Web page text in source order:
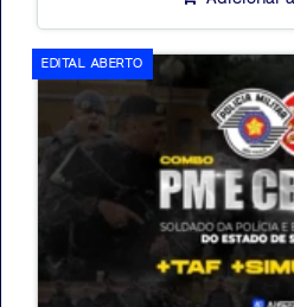
EDITAL ABERTO